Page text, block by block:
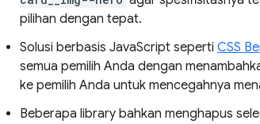
pilihan dengan tepat.
Solusi berbasis JavaScript seperti CSS
semua pemilih Anda dengan
ke pemilih Anda untuk mencegahnya
Beberapa library bahkan menghapus